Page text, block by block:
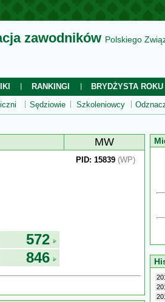
zawodników Polskiego
RANKINGI
BRYDŻYSTA ROKU
Sędziowie Szkoleniowcy
MW
572
846
PID: 15839 (WP)